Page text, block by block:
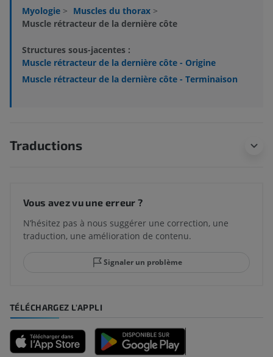
Myologie > Muscles du thorax >
Muscle rétracteur de la dernière côte
Structures sous-jacentes :
Muscle rétracteur de la dernière côte - Origine
Muscle rétracteur de la dernière côte - Terminaison
Traductions
Vous avez vu une erreur ?
N’hésitez pas à nous suggérer une correction, une
traduction, une amélioration de contenu.
Signaler un problème
TÉLÉCHARGEZ L'APPLI